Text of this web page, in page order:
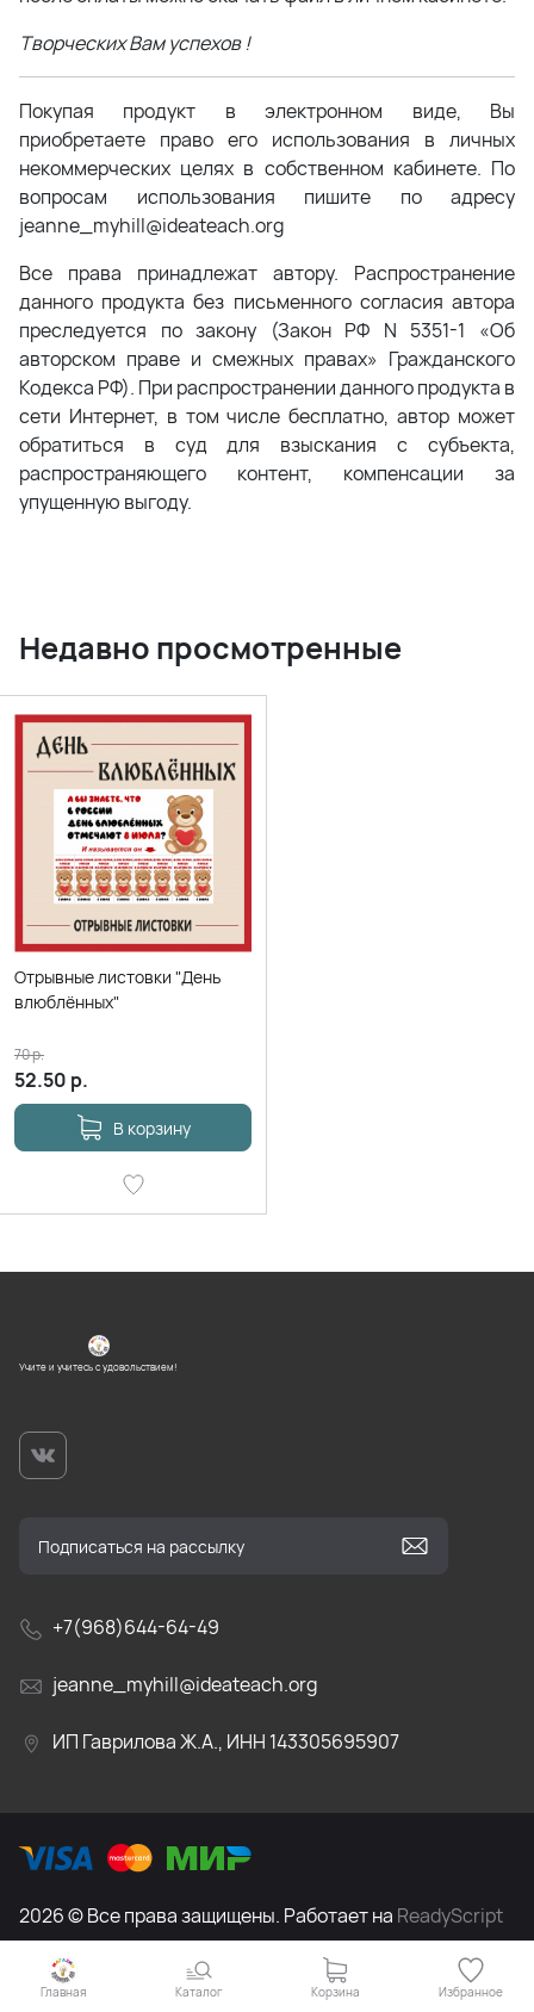
Творческих Вам успехов !
Покупая продукт в электронном виде, Вы
приобретаете право его использования в личных
некоммерческих целях в собственном кабинете. По
вопросам использования пишите по адресу
jeanne_myhill@ideateach.org
Все права принадлежат автору. Распространение
данного продукта без письменного согласия автора
преследуется по закону (Закон РФ N 5351-1 «Об
авторском праве и смежных правах» Гражданского
Кодекса РФ). При распространении данного продукта в
сети Интернет, в том числе бесплатно, автор может
обратиться в суд для взыскания с субъекта,
распространяющего контент, компенсации за
упущенную выгоду.
Недавно просмотренные
Отрывные листовки "День
влюблённых"
52.50 р.
70р.
В корзину
Учите и учитесь с удовольствием!
+7(968)644-64-49
jeanne_myhill@ideateach.org
ИП Гаврилова Ж.А., ИНН 143305695907
2026 © Все права защищены. Работает на ReadyScript
Главная Каталог Корзина Избранное